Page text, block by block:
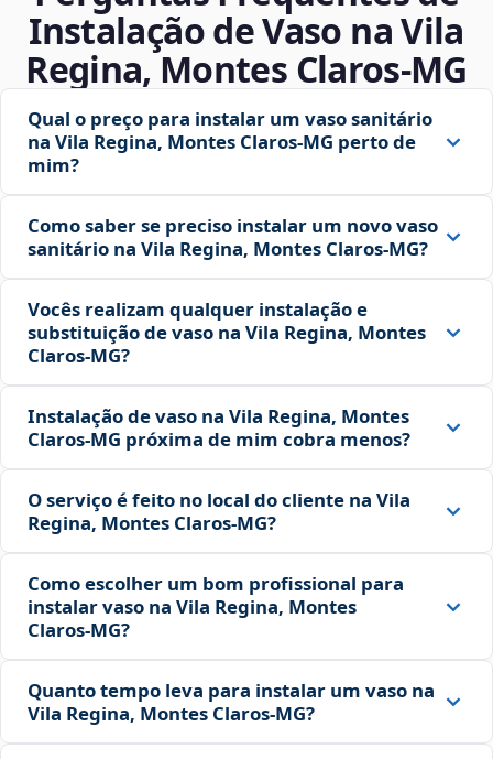
Instalação de Vaso na Vila
Regina, Montes Claros‑MG
Qual o preço para instalar um vaso sanitário
na Vila Regina, Montes Claros‑MG perto de
mim?
Como saber se preciso instalar um novo vaso
sanitário na Vila Regina, Montes Claros‑MG?
Vocês realizam qualquer instalação e
substituição de vaso na Vila Regina, Montes
Claros‑MG?
Instalação de vaso na Vila Regina, Montes
Claros‑MG próxima de mim cobra menos?
O serviço é feito no local do cliente na Vila
Regina, Montes Claros‑MG?
Como escolher um bom profissional para
instalar vaso na Vila Regina, Montes
Claros‑MG?
Quanto tempo leva para instalar um vaso na
Vila Regina, Montes Claros‑MG?